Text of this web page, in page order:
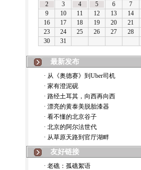
最新发布
· 从《奥德赛》到Uber司机
· 家有澄泥砚
· 路经土耳其，向西再向西
· 漂亮的黄泰美脱胎漆器
· 看不懂的北京谷子
· 北京的阿尔法世代
· 从草原天路到官厅湖畔
友好链接
· 老礁：孤礁絮语